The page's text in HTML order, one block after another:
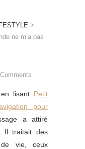
>
ne m’a pas
lisant Petit
pour
a attiré
Il traitait des
de vie, ceux